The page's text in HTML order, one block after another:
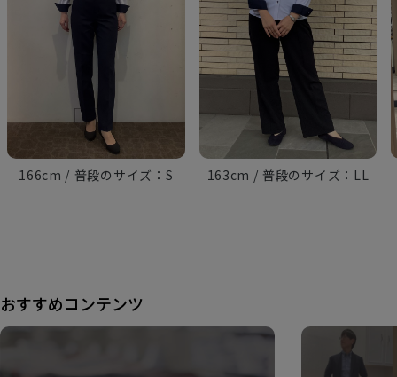
S
166cm LL
163cm
おすすめコンテンツ